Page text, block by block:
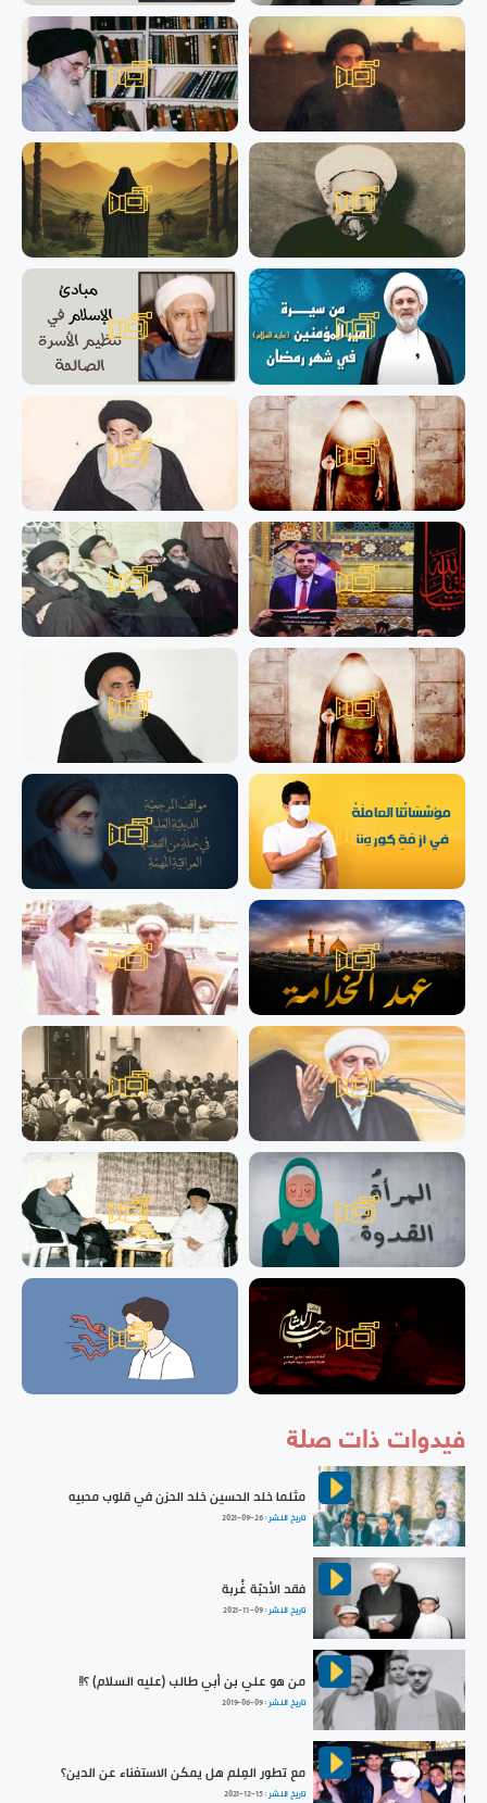
فيدوات ذات صلة
مثلما خلد الحسين خلد الحزن في قلوب محبيه
تاريخ النشر :2021-09-26
فقد الأحبّة غُربة
تاريخ النشر :2021-11-09
من هو علي بن أبي طالب (عليه السلام) ؟!!
تاريخ النشر :2019-06-09
مع تطور العِلم هل يمكن الاستغناء عن الدين؟
تاريخ النشر :2021-12-15